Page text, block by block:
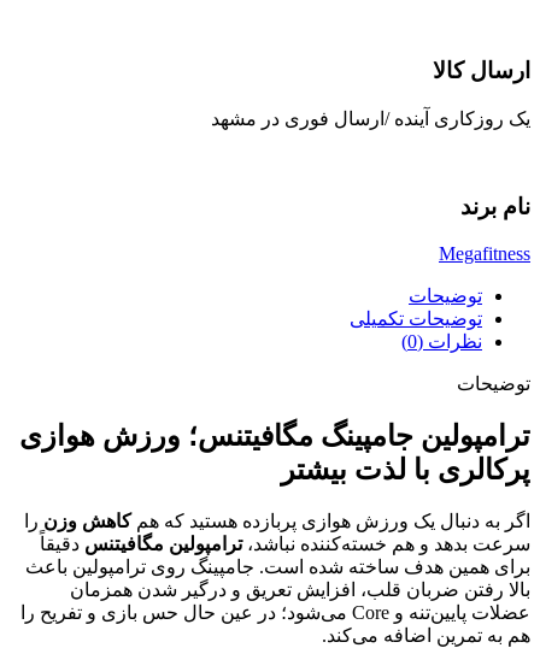
ارسال کالا
یک روزکاری آینده /ارسال فوری در مشهد
نام برند
Megafitness
توضیحات
توضیحات تکمیلی
نظرات (0)
توضیحات
ترامپولین جامپینگ مگافیتنس؛ ورزش هوازی
پرکالری با لذت بیشتر
اگر به دنبال یک ورزش هوازی پربازده هستید که همکاهش وزن را
سرعت بدهد و هم خسته‌کننده نباشد،ترامپولین مگافیتنس دقیقاً
برای همین هدف ساخته شده است. جامپینگ روی ترامپولین باعث
بالا رفتن ضربان قلب، افزایش تعریق و درگیر شدن همزمان
عضلات پایین‌تنه و Core می‌شود؛ در عین حال حس بازی و تفریح را
هم به تمرین اضافه می‌کند.